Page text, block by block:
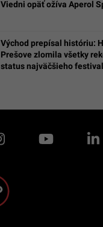
Viedni opäť ožíva Aperol
Východ prepísal históriu:
Prešove zlomila všetky
status najväčšieho